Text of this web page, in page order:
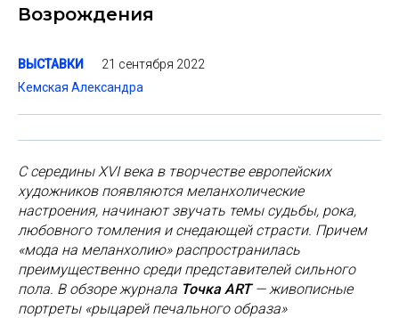
Возрождения
ВЫСТАВКИ
21 сентября 2022
Кемская Александра
С середины XVI века в творчестве европейских
художников появляются меланхолические
настроения, начинают звучать темы судьбы, рока,
любовного томления и снедающей страсти. Причем
«мода на меланхолию» распространилась
преимущественно среди представителей сильного
пола. В обзоре журнала Точка ART— живописные
портреты «рыцарей печального образа»